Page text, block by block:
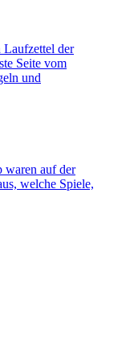
waren auf der
welche Spiele,